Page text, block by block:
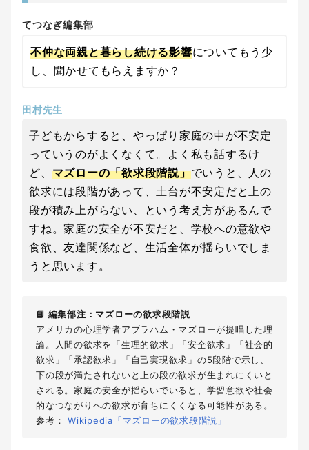
てつなぎ編集部
不仲な両親と暮らし続ける影響についてもう少
し、聞かせてもらえますか？
田村先生
子どもからすると、やっぱり家庭の中が不安定
っていうのがよくなくて。よく私も話するけ
ど、 マズローの「欲求段階説」でいうと、人の
欲求には段階があって、土台が不安定だと上の
段が積み上がらない、という考え方があるんで
すね。家庭の安全が不安だと、学校への意欲や
食欲、友達関係など、生活全体が揺らいでしま
うと思います。
📘 編集部注：マズローの欲求段階説
アメリカの心理学者アブラハム・マズローが提唱した理
論。人間の欲求を「生理的欲求」「安全欲求」「社会的
欲求」「承認欲求」「自己実現欲求」の5段階で示し、
下の段が満たされないと上の段の欲求が生まれにくいと
される。家庭の安全が揺らいでいると、学習意欲や社会
的なつながりへの欲求が育ちにくくなる可能性がある。
参考： Wikipedia「マズローの欲求段階説」